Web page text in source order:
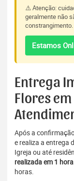
⚠️ Atenção:
geralmente não
constrangimento.
Estamos
Entrega
Flores
Após a
e realiza a entrega
Igreja ou até
realizada em 1 hora
horas.